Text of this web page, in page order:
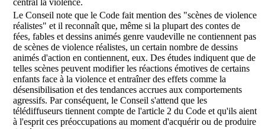
Le Conseil note que le Code fait mention des "scènes de violence
réalistes" et il reconnaît que, même si la plupart des contes de
fées, fables et dessins animés genre vaudeville ne contiennent pas
de scènes de violence réalistes, un certain nombre de dessins
animés d'action en contiennent, eux. Des études indiquent que de
telles scènes peuvent modifier les réactions émotives de certains
enfants face à la violence et entraîner des effets comme la
désensibilisation et des tendances accrues aux comportements
agressifs. Par conséquent, le Conseil s'attend que les
télédiffuseurs tiennent compte de l'article 2 du Code et qu'ils aient
à l'esprit ces préoccupations au moment d'acquérir ou de produire